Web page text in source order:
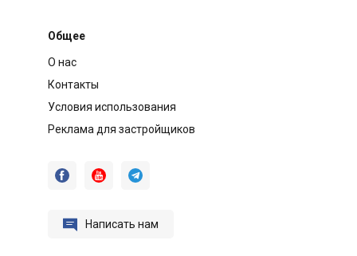
Общее
О нас
Контакты
Условия использования
Реклама для застройщиков
  
 Написать нам